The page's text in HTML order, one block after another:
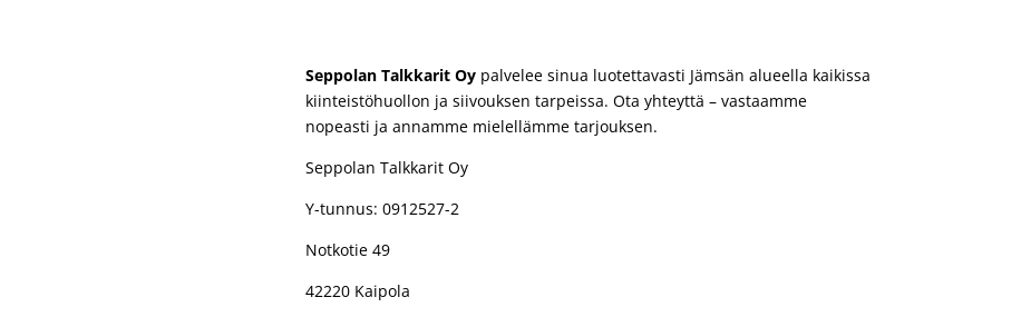
Seppolan Talkkarit Oypalvelee sinua luotettavasti Jämsän alueella kaikissa
kiinteistöhuollon ja siivouksen tarpeissa. Ota yhteyttä – vastaamme
nopeasti ja annamme mielellämme tarjouksen.
Seppolan Talkkarit Oy
Y-tunnus: 0912527-2
Notkotie 49
42220 Kaipola